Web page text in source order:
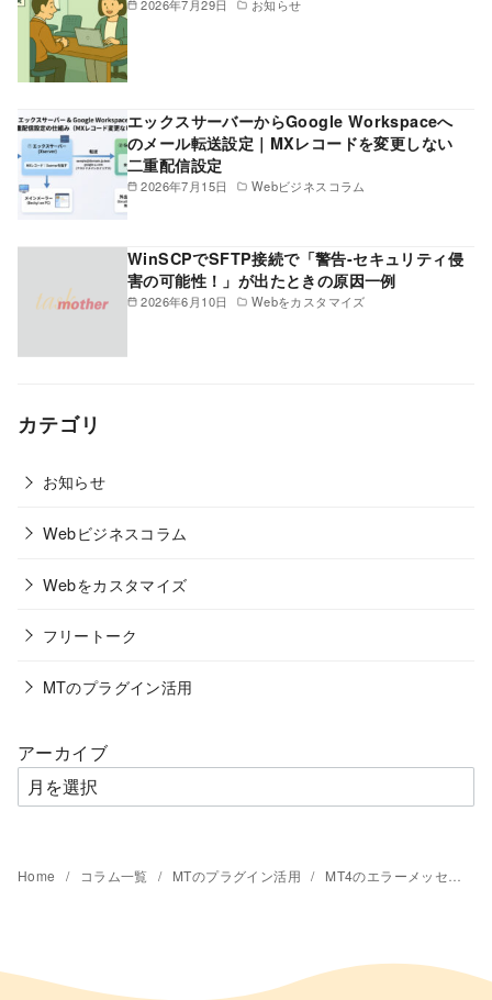
2026年7月29日 お知らせ
2026年7月15日 Webビジネスコラム
エックスサーバーからGoogle Workspaceへ
のメール転送設定｜MXレコードを変更しない
二重配信設定
2026年6月10日 Webをカスタマイズ
WinSCPでSFTP接続で「警告-セキュリティ侵
害の可能性！」が出たときの原因一例
カテゴリ
お知らせ
Webビジネスコラム
Webをカスタマイズ
フリートーク
MTのプラグイン活用
アーカイブ
Home コラム一覧 MTのプラグイン活用 MT4のエラーメッセージ：「Can’t call method "execute" on an undefined value ･･･」の対策の一案